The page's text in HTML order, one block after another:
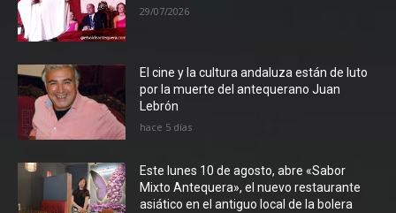
29/07/2026
El cine y la cultura andaluza están de luto
por la muerte del antequerano Juan
Lebrón
hace 5 días
Este lunes 10 de agosto, abre «Sabor
Mixto Antequera», el nuevo restaurante
asiático en el antiguo local de la bolera